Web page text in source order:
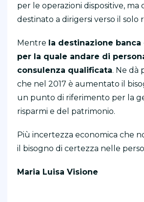
per le operazioni dispositive, ma
destinato a dirigersi verso il solo
Mentre la destinazione
per la quale andare di
consulenza qualificata. Ne dà
che nel 2017 è aumentato il
un punto di riferimento per la
risparmi e del patrimonio.
Più incertezza economica che
il bisogno di certezza nelle
Maria Luisa Visione